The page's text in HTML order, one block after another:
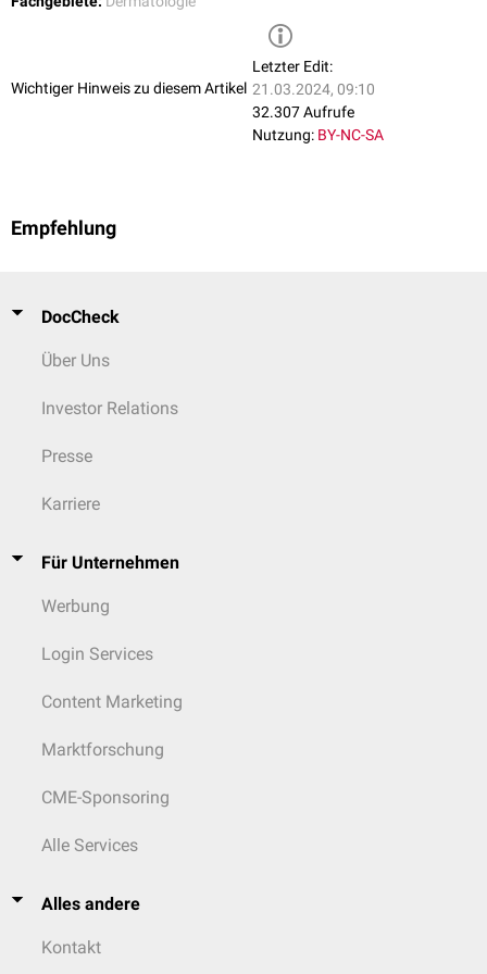
Photodermatosen bei Stoffwechselstörungen
Porphyrien(z.B.Erythropoetische Protoporphyrie
Xeroderma pigmentosum
Wichtiger Hinweis zu diesem Artikel
Letzter Edit:
21.03.2024, 09:10
32.307 Aufrufe
Nutzung: BY-NC-SA
Empfehlung
DocCheck
Über Uns
Investor Relations
Presse
Karriere
Für Unternehmen
Werbung
Login Services
Content Marketing
Marktforschung
CME-Sponsoring
Alle Services
Alles andere
Kontakt